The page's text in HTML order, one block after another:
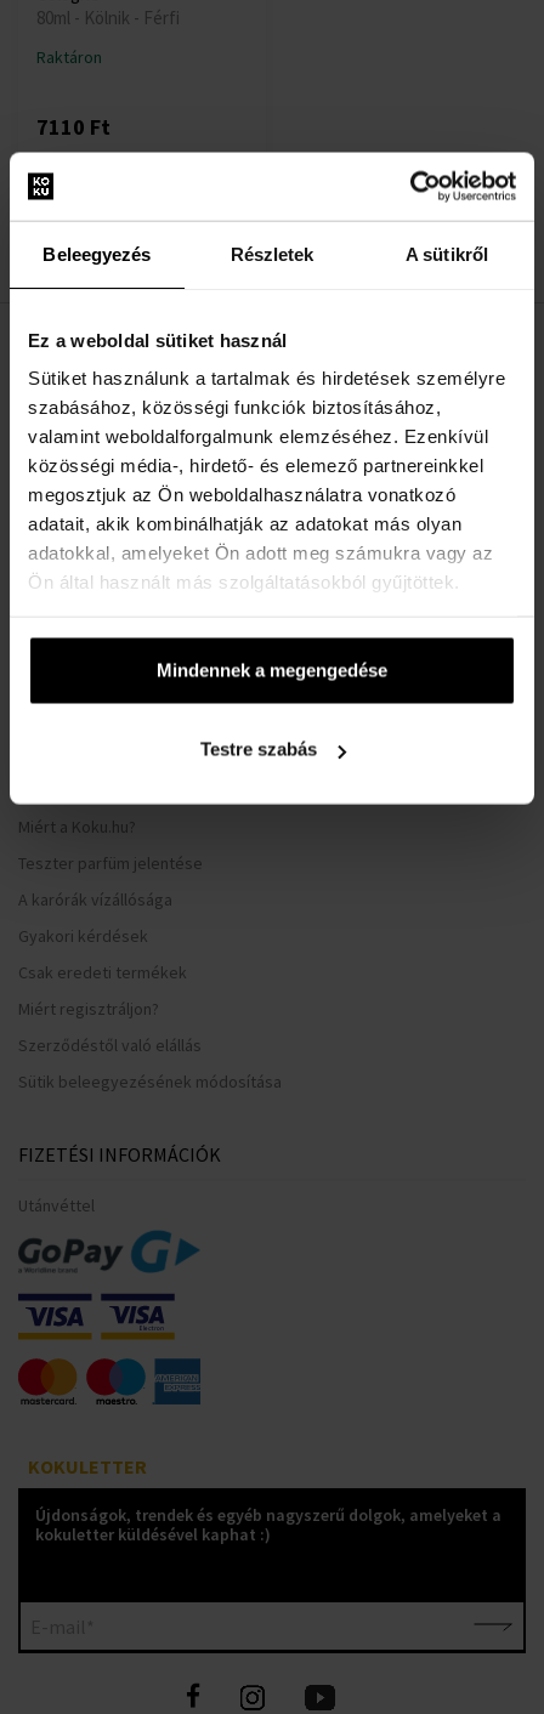
Beleegyezés Részletek A sütikről
Ez a weboldal sütiket használ
Sütiket használunk a tartalmak és hirdetések személyre
szabásához, közösségi funkciók biztosításához,
valamint weboldalforgalmunk elemzéséhez. Ezenkívül
közösségi média-, hirdető- és elemező partnereinkkel
megosztjuk az Ön weboldalhasználatra vonatkozó
adatait, akik kombinálhatják az adatokat más olyan
adatokkal, amelyeket Ön adott meg számukra vagy az
Ön által használt más szolgáltatásokból gyűjtöttek.
Mindennek a megengedése
Testre szabás
80ml - Kölnik - Férfi
Raktáron
7110 Ft
1
Rólunk
Kapcsolatfelvételi űrlap
VÁSÁRLÓI TÁJÉKOZTATÓ
Általános Szerződési Feltételek
Adatvédelmi nyilatkozat
Miért a Koku.hu?
Teszter parfüm jelentése
A karórák vízállósága
Gyakori kérdések
Csak eredeti termékek
Miért regisztráljon?
Szerződéstől való elállás
Sütik beleegyezésének módosítása
FIZETÉSI INFORMÁCIÓK
Utánvéttel
KOKULETTER
Újdonságok, trendek és egyéb nagyszerű dolgok, amelyeket a
kokuletter küldésével kaphat :)